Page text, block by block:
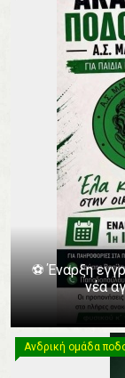
⚽️ Έναρξη
νέα
Ανδρική ομάδα
Ανδρική ομάδα